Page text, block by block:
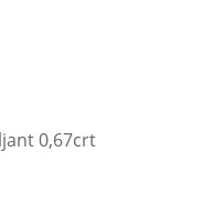
0,67crt